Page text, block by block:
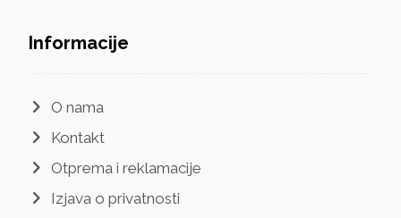
Informacije
O nama
Kontakt
Otprema i reklamacije
Izjava o privatnosti